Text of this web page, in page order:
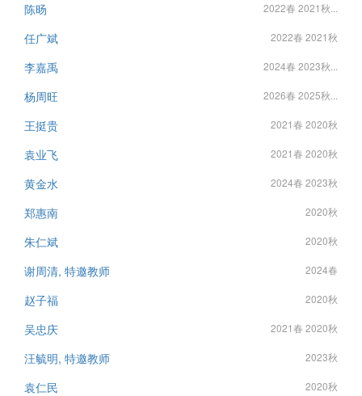
陈旸 2022春 2021秋...
任广斌 2022春 2021秋
李嘉禹 2024春 2023秋...
杨周旺 2026春 2025秋...
王挺贵 2021春 2020秋
袁业飞 2021春 2020秋
黄金水 2024春 2023秋
郑惠南 2020秋
朱仁斌 2020秋
谢周清, 特邀教师 2024春
赵子福 2020秋
吴忠庆 2021春 2020秋
汪毓明, 特邀教师 2023秋
袁仁民 2020秋